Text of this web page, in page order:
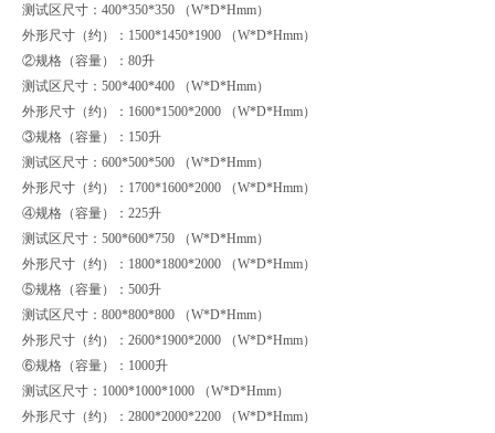
测试区尺寸：400*350*350 （W*D*Hmm）
外形尺寸（约）：1500*1450*1900 （W*D*Hmm）
②规格（容量）：80升
测试区尺寸：500*400*400 （W*D*Hmm）
外形尺寸（约）：1600*1500*2000 （W*D*Hmm）
③规格（容量）：150升
测试区尺寸：600*500*500 （W*D*Hmm）
外形尺寸（约）：1700*1600*2000 （W*D*Hmm）
④规格（容量）：225升
测试区尺寸：500*600*750 （W*D*Hmm）
外形尺寸（约）：1800*1800*2000 （W*D*Hmm）
⑤规格（容量）：500升
测试区尺寸：800*800*800 （W*D*Hmm）
外形尺寸（约）：2600*1900*2000 （W*D*Hmm）
⑥规格（容量）：1000升
测试区尺寸：1000*1000*1000 （W*D*Hmm）
外形尺寸（约）：2800*2000*2200 （W*D*Hmm）